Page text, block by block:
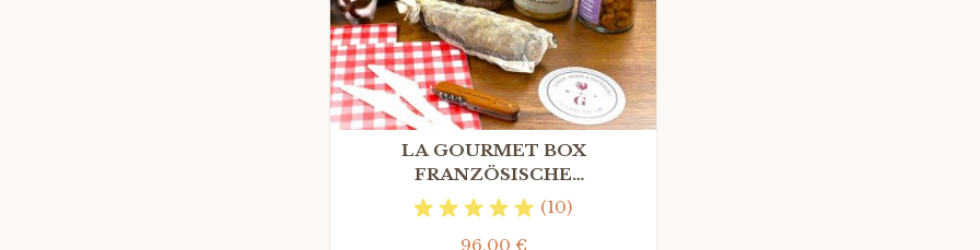
LA GOURMET BOX
FRANZÖSISCHE
HORSD'ŒUVRES DE LUXE mit
Weißwein Grand Cru
(10)
96,00 €